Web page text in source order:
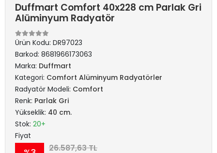
Duffmart Comfort 40x228 cm Parlak Gri
Alüminyum Radyatör
Ürün Kodu: DR97023
Barkod: 8681966173063
Marka: Duffmart
Kategori: Comfort Alüminyum Radyatörler
Radyatör Modeli: Comfort
Renk: Parlak Gri
Yükseklik: 40 cm.
Stok: 20+
Fiyat
26.587,63 TL